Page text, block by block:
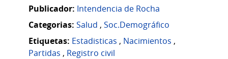
Publicador: Intendencia de Rocha
Categorias: Salud , Soc.Demográfico
Etiquetas: Estadisticas , Nacimientos ,
Partidas , Registro civil